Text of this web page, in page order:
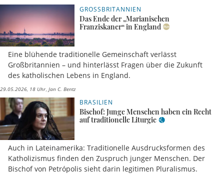
GROSSBRITANNIEN
Das Ende der „Marianischen
Franziskaner“ in England
Eine blühende traditionelle Gemeinschaft verlässt
Großbritannien – und hinterlässt Fragen über die Zukunft
des katholischen Lebens in England.
29.05.2026, 18 Uhr Jan C. Bentz
BRASILIEN
Bischof: Junge Menschen haben ein Recht
auf traditionelle Liturgie
Auch in Lateinamerika: Traditionelle Ausdrucksformen des
Katholizismus finden den Zuspruch junger Menschen. Der
Bischof von Petrópolis sieht darin legitimen Pluralismus.